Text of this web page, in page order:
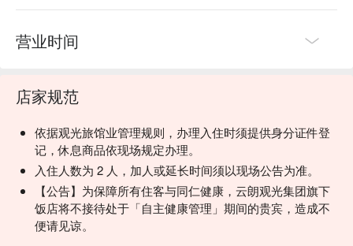
营业时间
店家规范
依据观光旅馆业管理规则，办理入住时须提供身分证件登
记，休息商品依现场规定办理。
入住人数为 2 人，加人或延长时间须以现场公告为准。
【公告】为保障所有住客与同仁健康，云朗观光集团旗下
饭店将不接待处于「自主健康管理」期间的贵宾，造成不
便请见谅。